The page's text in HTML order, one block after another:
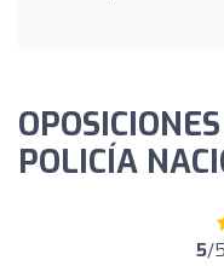
POLICÍA
5/